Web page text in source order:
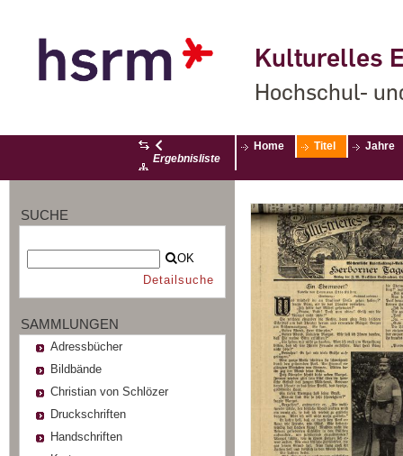
Kulturelles
Hochschul-
Ergebnisliste
Home Titel Jahre
SUCHE
OK
Detailsuche
SAMMLUNGEN
Adressbücher
Bildbände
Christian von Schlözer
Druckschriften
Handschriften